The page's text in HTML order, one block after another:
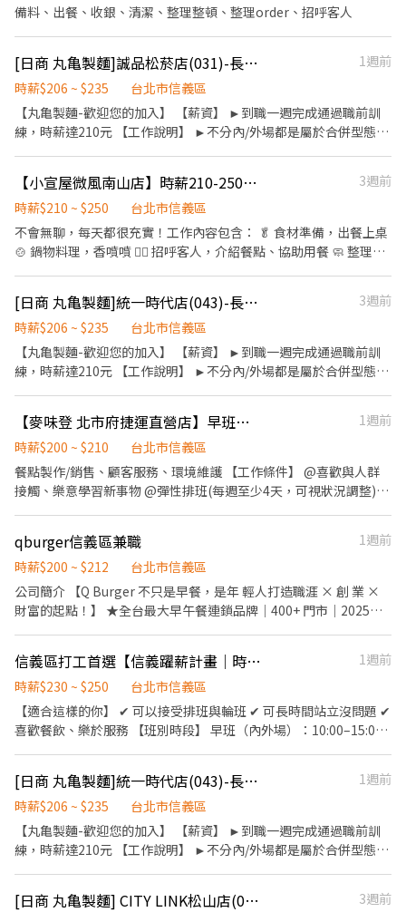
備料、出餐、收銀、清潔、整理整頓、整理order、招呼客人
[日商 丸亀製麵]誠品松菸店(031)-長期兼職夥伴｜工讀生｜實習｜彈性排班｜
1週前
時薪$206 ~ $235
台北市信義區
【丸亀製麵-歡迎您的加入】 【薪資】 ►到職一週完成通過職前訓
練，時薪達210元 【工作說明】 ►不分內/外場都是屬於合併型態的
彈性排班08:30-23:00（面試時請於主管確認排班時間） 【薪資福
利】 1. 提供員工餐 2. 國定假日雙倍薪 3. 提供優秀同仁績效獎金 4.
久任獎金 5. 生日禮卷 6. 滿年資享特休假 7.福委會福利補助 ★★多項
福利歡迎您加入我們★★
【小宣屋微風南山店】時薪210-250，誠徵熱血夥伴。
3週前
時薪$210 ~ $250
台北市信義區
不會無聊，每天都很充實！工作內容包含： 🥬 食材準備，出餐上桌
🍲 鍋物料理，香噴噴 🙋‍♀️ 招呼客人，介紹餐點、協助用餐 🧼 整理外
時，排班彈性超好配合 🍛 員工餐吃起來！制服我們出！ 🎁 節日禮
金、推薦獎金、員工聚餐全都有！ 📈 表現好還有機會轉正，升遷透
明、看得見未來！ ⸻ 💖【我們超歡迎這樣的你】 ✨ 喜歡餐飲、
喜歡笑、喜歡熱鬧 ✨ 穩定負責，做事不拖拉 ✨ 團隊合作一把罩 ✨
喜歡日式文化、壽喜燒就更讚啦！ ✨ 有連鎖餐飲、百貨美食街經驗
區松智路17號B2 ⸻ 🙌 快來加入我們！ 📩 想上班？想學習？想
賺錢？ 都來都來～只缺你啦！ 快私訊我們或投遞履歷，馬上聯絡
[日商 丸亀製麵]統一時代店(043)-長期兼職夥伴｜工讀生｜實習｜彈性排班｜
3週前
時薪$206 ~ $235
台北市信義區
【丸亀製麵-歡迎您的加入】 【薪資】 ►到職一週完成通過職前訓
練，時薪達210元 【工作說明】 ►不分內/外場都是屬於合併型態的
彈性排班08:30-23:00（面試時請於主管確認排班時間） 【薪資福
利】 1. 提供員工餐 2. 國定假日雙倍薪 3. 提供優秀同仁績效獎金 4.
久任獎金 5. 生日禮卷 6. 滿年資享特休假 7.福委會福利補助 ★★多項
福利歡迎您加入我們★★
【麥味登 北市府捷運直營店】早班計時人員
1週前
時薪$200 ~ $210
台北市信義區
餐點製作/銷售、顧客服務、環境維護 【工作條件】 @喜歡與人群
接觸、樂意學習新事物 @彈性排班(每週至少4天，可視狀況調整)
檢查 @員工消費折扣 (公司直營門市) @尾牙
qburger信義區兼職
1週前
時薪$200 ~ $212
台北市信義區
公司簡介 【Q Burger 不只是早餐，是年 輕人打造職涯 × 創 業 ×
財富的起點！】 ★全台最大早午餐連鎖品牌｜400+ 門市｜2025登
血 ◆ 過年連休5天：獨步餐飲業，就是要你好好陪家人 ◆ 颱風天保
障：出勤再加一天補休，你的權益我們最重視 ▌從打工到百 萬店
長，發展透明快速！ 【正 職服務員（2-4 個月）】→【襄理（6-9
個月）】→【實習店經理（4-6 個月）】→【店經理（6-9 個月）】
力～ ◆ 線上管理學院＋實體訓練｜快速上手 ◆ 證照補助、進修津
貼｜鼓勵精進 ▌從員工變老闆，我們幫你圓夢！ ～業界首創【一萬
實力 ◆ 只要一萬美金，公司陪你一起創 業 ◆ 已協助 20+位夥伴完
成內部創 業 ▌Q Burger 是誰？ 我們是由一群年 輕人打造的品牌，
相信「年 輕人照顧年 輕人」不是口號，而是行動！用好食材 × 數
位力，翻轉台灣早午餐文化！ ★只要你有熱情，我們給你快速升遷
信義區打工首選【信義躍薪計畫｜時薪最高250元】｜阿爾法多品牌聯合招募餐飲內外場
1週前
時薪$230 ~ $250
台北市信義區
【適合這樣的你】 ✔ 可以接受排班與輪班 ✔ 可長時間站立沒問題 ✔
喜歡餐飲、樂於服務 【班別時段】 早班（內外場）：10:00–15:00
店、信義 A13 店、大巨蛋店 麵屋一燈｜統一時代店、新光三越 A11
店 賴山嶼｜微風南山店 雞湯大叔｜信義 A13 店 撈王｜統一時代店
【應徵方式很簡單！】 1️⃣ 按下「應徵」，填寫基本資料，我們會有
專人幫你審核履歷。 2️⃣ 通過後，會有人主動聯繫你（電話或訊
息），安排面談時間，記得留意手機喔！ 3️⃣ 錄取！我們再告訴你報
進及餐飲供膳人員體檢報告】 〝 面試前，先來吃一頓！〞 我們相
[日商 丸亀製麵]統一時代店(043)-長期兼職夥伴｜工讀生｜實習｜彈性排班｜
1週前
時薪$206 ~ $235
台北市信義區
【丸亀製麵-歡迎您的加入】 【薪資】 ►到職一週完成通過職前訓
練，時薪達210元 【工作說明】 ►不分內/外場都是屬於合併型態的
彈性排班08:30-23:00（面試時請於主管確認排班時間） 【薪資福
[日商 丸亀製麵] CITY LINK松山店(052)-長期兼職夥伴/廚助/工讀
3週前